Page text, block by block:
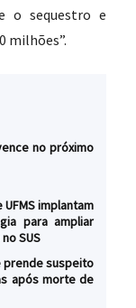
o sequestro e
milhões”.
no próximo
implantam
para ampliar
SUS
prende suspeito
após morte de